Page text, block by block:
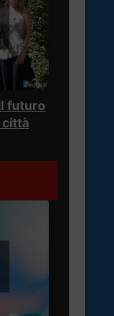
futuro
città